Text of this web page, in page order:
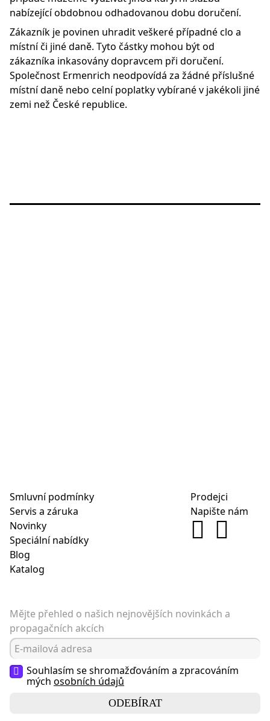
nabízející obdobnou odhadovanou dobu doručení.
Zákazník je povinen uhradit veškeré případné clo a
místní či jiné daně. Tyto částky mohou být od
zákazníka inkasovány dopravcem při doručení.
Společnost Ermenrich neodpovídá za žádné příslušné
místní daně nebo celní poplatky vybírané v jakékoli jiné
zemi než České republice.
Smluvní podmínky
Servis a záruka
Novinky
Speciální nabídky
Blog
Katalog
Prodejci
Napište nám
Mějte přehled o našich nejnovějších novinkách a
propagačních akcích
Souhlasím se shromažďováním a zpracováním
mých osobních údajů
ODEBÍRAT